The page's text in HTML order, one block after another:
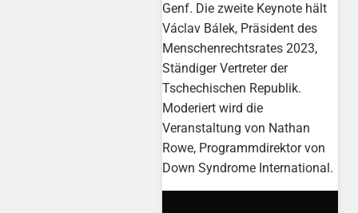
Genf. Die zweite Keynote hält
Václav Bálek, Präsident des
Menschenrechtsrates 2023,
Ständiger Vertreter der
Tschechischen Republik.
Moderiert wird die
Veranstaltung von Nathan
Rowe, Programmdirektor von
Down Syndrome International.